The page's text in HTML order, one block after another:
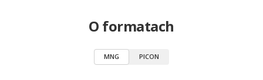
O formatach
MNG PICON